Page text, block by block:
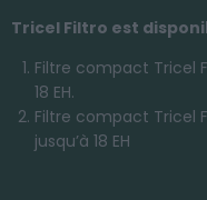
Tricel Filtro est
Filtre compact Tricel
18 EH.
Filtre compact Tricel
jusqu’à 18 EH